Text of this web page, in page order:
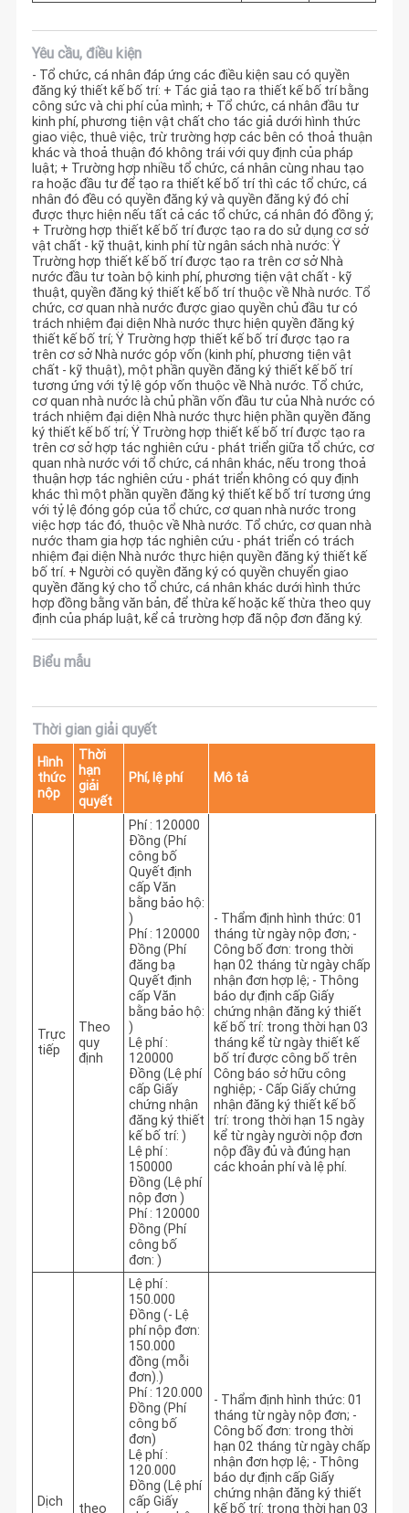
Yêu cầu, điều kiện
- Tổ chức, cá nhân đáp ứng các điều kiện sau có quyền
đăng ký thiết kế bố trí: + Tác giả tạo ra thiết kế bố trí bằng
công sức và chi phí của mình; + Tổ chức, cá nhân đầu tư
kinh phí, phương tiện vật chất cho tác giả dưới hình thức
giao việc, thuê việc, trừ trường hợp các bên có thoả thuận
khác và thoả thuận đó không trái với quy định của pháp
luật; + Trường hợp nhiều tổ chức, cá nhân cùng nhau tạo
ra hoặc đầu tư để tạo ra thiết kế bố trí thì các tổ chức, cá
nhân đó đều có quyền đăng ký và quyền đăng ký đó chỉ
được thực hiện nếu tất cả các tổ chức, cá nhân đó đồng ý;
+ Trường hợp thiết kế bố trí được tạo ra do sử dụng cơ sở
vật chất - kỹ thuật, kinh phí từ ngân sách nhà nước: Ÿ
Trường hợp thiết kế bố trí được tạo ra trên cơ sở Nhà
nước đầu tư toàn bộ kinh phí, phương tiện vật chất - kỹ
thuật, quyền đăng ký thiết kế bố trí thuộc về Nhà nước. Tổ
chức, cơ quan nhà nước được giao quyền chủ đầu tư có
trách nhiệm đại diện Nhà nước thực hiện quyền đăng ký
thiết kế bố trí; Ÿ Trường hợp thiết kế bố trí được tạo ra
trên cơ sở Nhà nước góp vốn (kinh phí, phương tiện vật
chất - kỹ thuật), một phần quyền đăng ký thiết kế bố trí
tương ứng với tỷ lệ góp vốn thuộc về Nhà nước. Tổ chức,
cơ quan nhà nước là chủ phần vốn đầu tư của Nhà nước có
trách nhiệm đại diện Nhà nước thực hiện phần quyền đăng
ký thiết kế bố trí; Ÿ Trường hợp thiết kế bố trí được tạo ra
trên cơ sở hợp tác nghiên cứu - phát triển giữa tổ chức, cơ
quan nhà nước với tổ chức, cá nhân khác, nếu trong thoả
thuận hợp tác nghiên cứu - phát triển không có quy định
khác thì một phần quyền đăng ký thiết kế bố trí tương ứng
với tỷ lệ đóng góp của tổ chức, cơ quan nhà nước trong
việc hợp tác đó, thuộc về Nhà nước. Tổ chức, cơ quan nhà
nước tham gia hợp tác nghiên cứu - phát triển có trách
nhiệm đại diện Nhà nước thực hiện quyền đăng ký thiết kế
bố trí. + Người có quyền đăng ký có quyền chuyển giao
quyền đăng ký cho tổ chức, cá nhân khác dưới hình thức
hợp đồng bằng văn bản, để thừa kế hoặc kế thừa theo quy
định của pháp luật, kể cả trường hợp đã nộp đơn đăng ký.
Biểu mẫu
Thời gian giải quyết
Hình
thức
nộp
Thời
hạn
giải
quyết
Phí, lệ phí Mô tả
Trực
tiếp
Theo
quy
định
Phí : 120000
Đồng (Phí
công bố
Quyết định
cấp Văn
bằng bảo hộ:
)
Phí : 120000
Đồng (Phí
đăng bạ
Quyết định
cấp Văn
bằng bảo hộ:
)
Lệ phí :
120000
Đồng (Lệ phí
cấp Giấy
chứng nhận
đăng ký thiết
kế bố trí: )
Lệ phí :
150000
Đồng (Lệ phí
nộp đơn )
Phí : 120000
Đồng (Phí
công bố
đơn: )
- Thẩm định hình thức: 01
tháng từ ngày nộp đơn; -
Công bố đơn: trong thời
hạn 02 tháng từ ngày chấp
nhận đơn hợp lệ; - Thông
báo dự định cấp Giấy
chứng nhận đăng ký thiết
kế bố trí: trong thời hạn 03
tháng kể từ ngày thiết kế
bố trí được công bố trên
Công báo sở hữu công
nghiệp; - Cấp Giấy chứng
nhận đăng ký thiết kế bố
trí: trong thời hạn 15 ngày
kể từ ngày người nộp đơn
nộp đầy đủ và đúng hạn
các khoản phí và lệ phí.
Dịch
theo
Lệ phí :
150.000
Đồng (- Lệ
phí nộp đơn:
150.000
đồng (mỗi
đơn).)
Phí : 120.000
Đồng (Phí
công bố
đơn)
Lệ phí :
120.000
Đồng (Lệ phí
cấp Giấy
- Thẩm định hình thức: 01
tháng từ ngày nộp đơn; -
Công bố đơn: trong thời
hạn 02 tháng từ ngày chấp
nhận đơn hợp lệ; - Thông
báo dự định cấp Giấy
chứng nhận đăng ký thiết
kế bố trí: trong thời hạn 03